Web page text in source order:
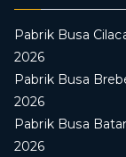
Pabrik Busa
2026
Pabrik Busa
2026
Pabrik Busa
2026